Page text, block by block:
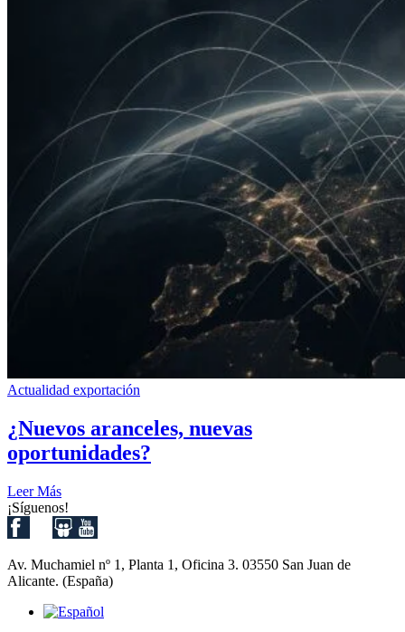
Actualidad exportación
¿Nuevos aranceles, nuevas
oportunidades?
Leer Más
¡Síguenos!
Av. Muchamiel nº 1, Planta 1, Oficina 3. 03550 San Juan de
Alicante. (España)